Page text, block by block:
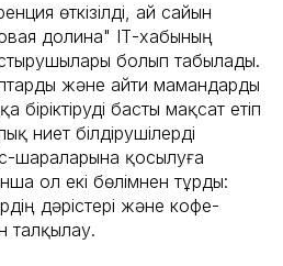
өткізілді, ай сайын
долина" ІТ-хабының
болып табылады.
және айти мамандарды
біріктіруді басты мақсат етіп
ниет білдірушілерді
шараларына қосылуға
ол екі бөлімнен тұрды:
дәрістері және кофе-
талқылау.